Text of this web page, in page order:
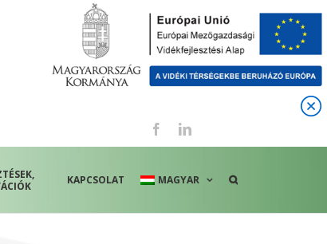
FacebookLinkedIn
KAPCSOLAT MAGYAR